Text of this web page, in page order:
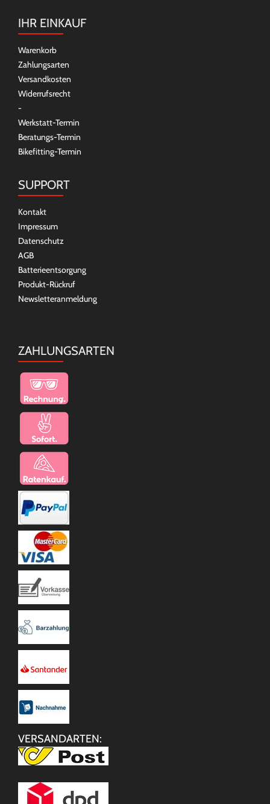
IHR EINKAUF
Warenkorb
Zahlungsarten
Versandkosten
Widerrufsrecht
-
Werkstatt-Termin
Beratungs-Termin
Bikefitting-Termin
SUPPORT
Kontakt
Impressum
Datenschutz
AGB
Batterieentsorgung
Produkt-Rückruf
Newsletteranmeldung
ZAHLUNGSARTEN
VERSANDARTEN: